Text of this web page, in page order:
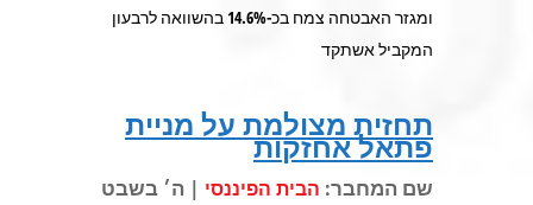
ומגזר האבטחה צמח בכ-14.6% בהשוואה לרבעון
המקביל אשתקד
תחזית מצולמת על מניית
פתאל אחזקות
שם המחבר: הבית הפיננסי | ה׳ בשבט